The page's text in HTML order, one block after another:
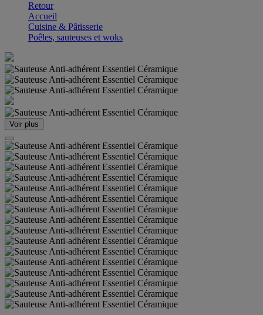
Retour
Accueil
Cuisine & Pâtisserie
Poêles, sauteuses et woks
Voir plus